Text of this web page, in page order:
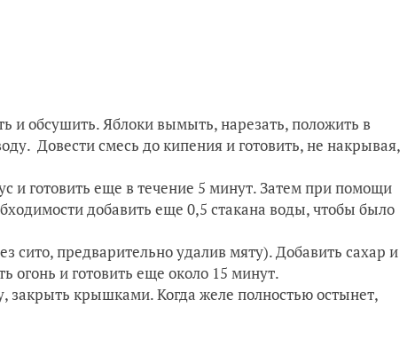
обсушить. Яблоки вымыть, нарезать, положить в
Довести смесь до кипения и готовить, не накрывая,
и готовить еще в течение 5 минут. Затем при помощи
добавить еще 0,5 стакана воды, чтобы было
сито, предварительно удалив мяту). Добавить сахар и
огонь и готовить еще около 15 минут.
закрыть крышками. Когда желе полностью остынет,